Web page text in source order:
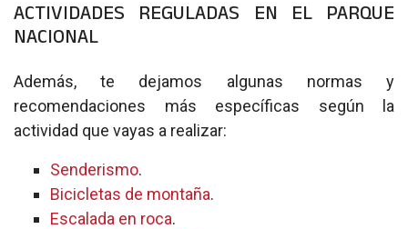
ACTIVIDADES REGULADAS EN EL PARQUE
NACIONAL
Además, te dejamos algunas normas y
recomendaciones más específicas según la
actividad que vayas a realizar:
Senderismo.
Bicicletas de montaña.
Escalada en roca.